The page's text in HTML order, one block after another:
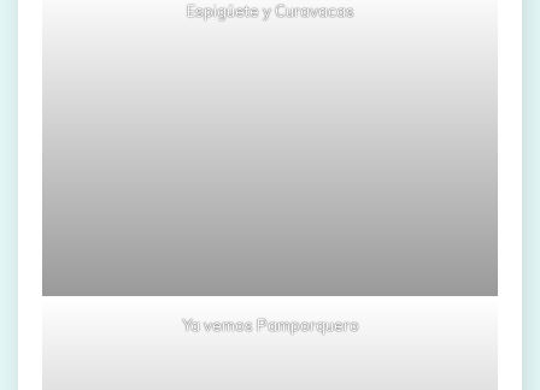
Espigüete y Curavacas
Ya vemos Pamporquero